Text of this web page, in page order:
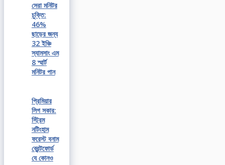
সেরা মনিটর
চুক্তি:
46%
ছাড়ের জন্য
32 ইঞ্চি
স্যামসাং এম
8 স্মার্ট
মনিটর পান
প্রিমিয়ার
লিগ সকার:
স্ট্রিম
নটিংহাম
ফরেস্ট বনাম
ব্রেন্টফোর্ড
যে কোনও